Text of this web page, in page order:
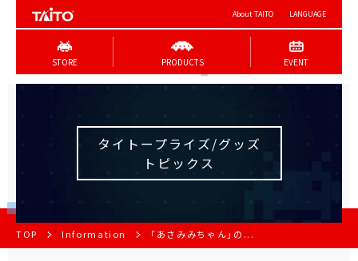
About TAITO LANGUAGE
STORE PRODUCTS EVENT
タイトープライズ/グッズ
トピックス
TOP Information 「あさみみちゃん」の...